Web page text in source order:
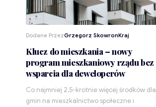
Dodane PrzezGrzegorz SkowronKraj
Klucz do mieszkania – nowy
program mieszkaniowy rządu bez
wsparcia dla deweloperów
Co najmniej 2,5-krotnie więcej środków dla
gmin na mieszkalnictwo społeczne i